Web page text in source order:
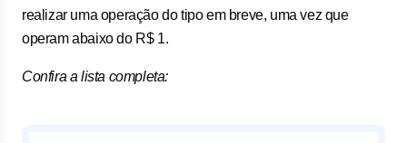
realizar uma operação do tipo em breve, uma vez que
operam abaixo do R$ 1.
Confira a lista completa: